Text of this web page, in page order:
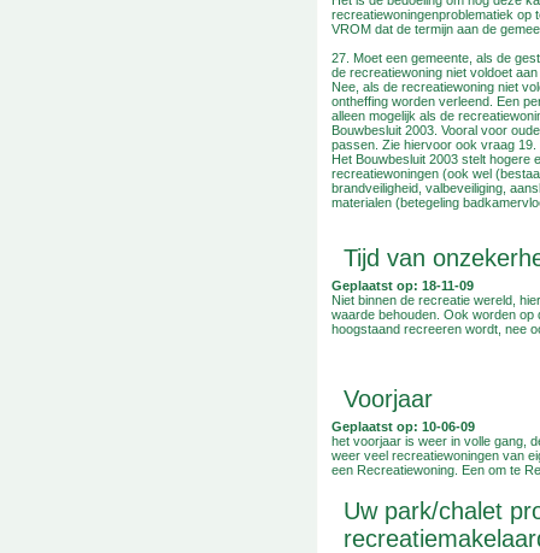
recreatiewoningenproblematiek op
VROM dat de termijn aan de
27. Moet een gemeente, als de
de recreatiewoning niet voldoet
Nee, als de recreatiewoning niet
ontheffing worden verleend. Een
alleen mogelijk als de
Bouwbesluit 2003. Vooral voor
passen. Zie hiervoor ook vraag 19.
Het Bouwbesluit 2003 stelt hogere
recreatiewoningen (ook wel
brandveiligheid, valbeveiliging,
materialen (betegeling
Tijd van
Geplaatst op: 18-11-09
Niet binnen de recreatie wereld,
waarde behouden. Ook worden op
hoogstaand recreeren wordt, nee
Voorjaar
Geplaatst op: 10-06-09
het voorjaar is weer in volle gang,
weer veel recreatiewoningen van
een Recreatiewoning. Een om te
Uw park/chalet